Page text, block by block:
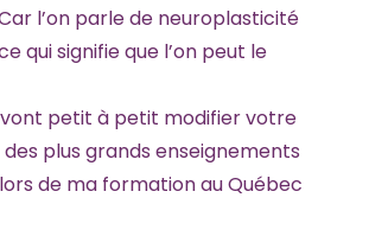
l’on parle de neuroplasticité
qui signifie que l’on peut le
petit à petit modifier votre
des plus grands enseignements
lors de ma formation au Québec